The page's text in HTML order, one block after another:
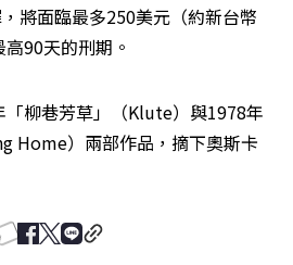
將面臨最多250美元（約新台幣
90天的刑期。
柳巷芳草」（Klute）與1978年
Home）兩部作品，摘下奧斯卡